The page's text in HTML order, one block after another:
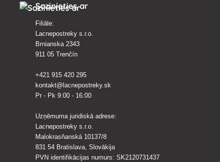
Sazinieties ar
Filiāle:
Lacnepostreky s.r.o.
Brnianska 2343
911 05 Trenčín
+421 915 420 295
kontakt@lacnepostreky.sk
Pr - Pk 9:00 - 16:00
Uzņēmuma juridiskā adrese:
Lacnepostreky s.r.o.
Malokrasňanská 10137/8
831 54 Bratislava, Slovākija
PVN identifikācijas numurs: SK2120731437